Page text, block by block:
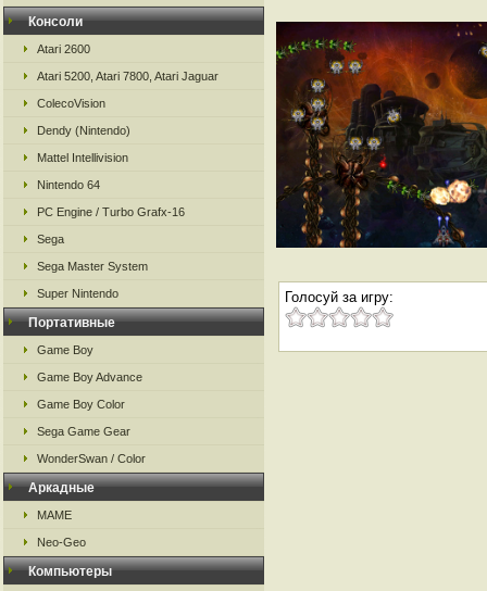
Консоли
Atari 2600
Atari 5200, Atari 7800, Atari Jaguar
ColecoVision
Dendy (Nintendo)
Mattel Intellivision
Nintendo 64
PC Engine / Turbo Grafx-16
Sega
Sega Master System
Super Nintendo
Портативные
Game Boy
Game Boy Advance
Game Boy Color
Sega Game Gear
WonderSwan / Color
Аркадные
MAME
Neo-Geo
Компьютеры
Голосуй за игру: